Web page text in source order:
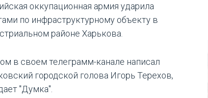
оккупационная армия ударила
по инфраструктурному объекту в
районе Харькова.
в своем телеграмм-канале написал
городской голова Игорь Терехов,
"Думка".